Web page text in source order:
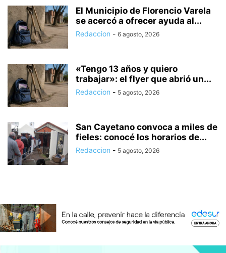
El Municipio de Florencio Varela
se acercó a ofrecer ayuda al...
Redaccion - 6 agosto, 2026
«Tengo 13 años y quiero
trabajar»: el flyer que abrió un...
Redaccion - 5 agosto, 2026
San Cayetano convoca a miles de
fieles: conocé los horarios de...
Redaccion - 5 agosto, 2026